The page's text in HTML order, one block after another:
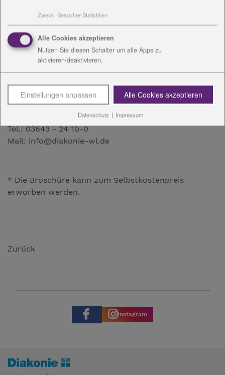
Tel.: 036651 - 39 89-28
Mail: info@diakonie-wl.de
Geschäftsstelle Weimar
Humboldtstraße 14
Tel.: 03643 - 24 10-0
Mail: info@diakonie-wl.de
* Die Broschüre kann zum Selbstkostenpreis
erworben werden.
Zurück
Instagram
Zweck: Besucher-Statistiken
Alle Cookies akzeptieren
Nutzen Sie diesen Schalter um alle Apps zu
aktivieren/deaktivieren.
Einstellungen anpassen Alle Cookies akzeptieren
Datenschutz | Impressum